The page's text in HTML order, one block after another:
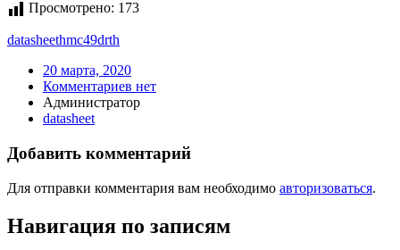
Просмотрено: 173
datasheethmc49drth
20 марта, 2020
Комментариев нет
Администратор
datasheet
Добавить комментарий
Для отправки комментария вам необходимо авторизоваться.
Навигация по записям